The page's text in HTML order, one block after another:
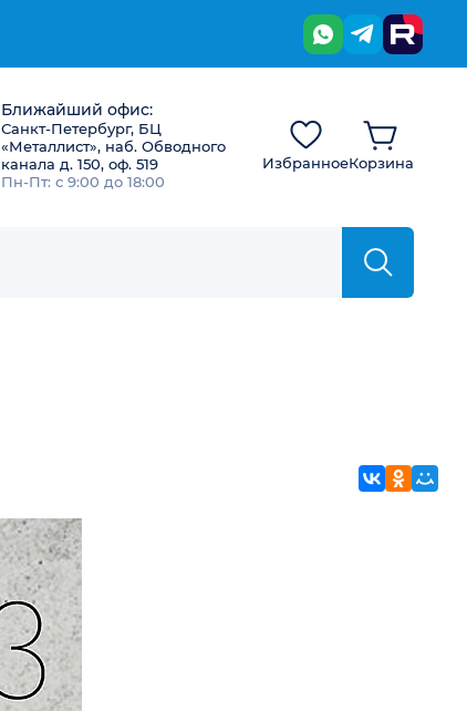
Ближайший офис:
Санкт-Петербург, БЦ
«Металлист», наб. Обводного
канала д. 150, оф. 519
Пн-Пт: с 9:00 до 18:00
ИзбранноеКорзина
ВКонтакте
Мой